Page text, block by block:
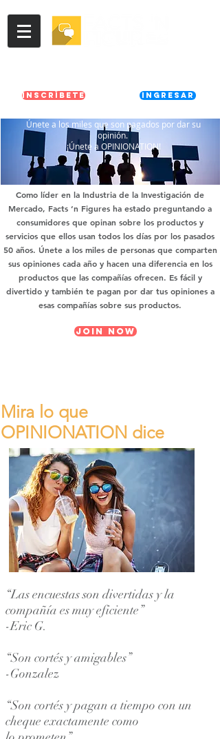
Inscríbete Ingresar
Únete a los miles que son pagados por dar su
opinión.
¡Únete a OPINIONATION!
Como líder en la Industria de la Investigación de
Mercado, Facts ‘n Figures ha estado preguntando a
consumidores que opinan sobre los productos y
servicios que ellos usan todos los días por los pasados
50 años. Únete a los miles de personas que comparten
sus opiniones cada año y hacen una diferencia en los
productos que las compañías ofrecen. Es fácil y
divertido y también te pagan por dar tus opiniones a
esas compañías sobre sus productos.
Join Now
Mira lo que
OPINIONATION dice
“Las encuestas son divertidas y la
compañía es muy eficiente”
-Eric G.
“Son cortés y amigables”
-Gonzalez
“Son cortés y pagan a tiempo con un
cheque exactamente como